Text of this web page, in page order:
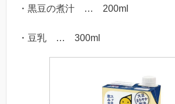
・黒豆の煮汁 … 200ml
・豆乳 … 300ml